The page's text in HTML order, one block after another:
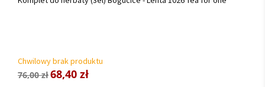
Chwilowy brak produktu
76,00 zł68,40 zł